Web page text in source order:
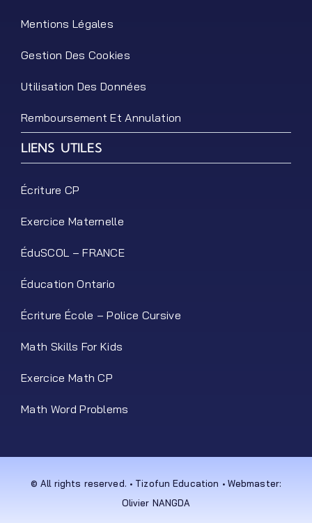
Mentions Légales
Gestion Des Cookies
Utilisation Des Données
Remboursement Et Annulation
LIENS UTILES
Écriture CP
Exercice Maternelle
ÉduSCOL – FRANCE
Éducation Ontario
Écriture École – Police Cursive
Math Skills For Kids
Exercice Math CP
Math Word Problems
© All rights reserved. • Tizofun Education • Webmaster:
Olivier NANGDA